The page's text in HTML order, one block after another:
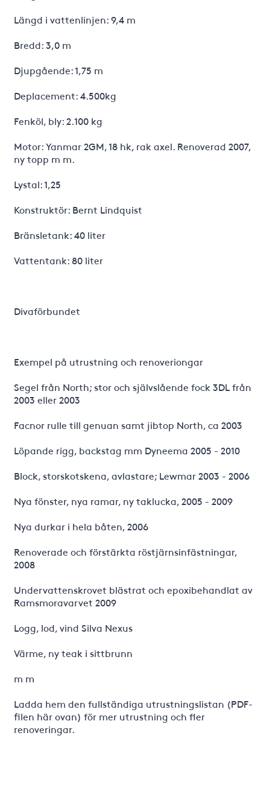
Längd i vattenlinjen: 9,4 m
Bredd: 3,0 m
Djupgående: 1,75 m
Deplacement: 4.500kg
Fenköl, bly: 2.100 kg
Motor: Yanmar 2GM, 18 hk, rak axel. Renoverad 2007,
ny topp m m.
Lystal: 1,25
Konstruktör: Bernt Lindquist
Bränsletank: 40 liter
Vattentank: 80 liter
Divaförbundet
Exempel på utrustning och renoveriongar
Segel från North; stor och självslående fock 3DL från
2003 eller 2003
Facnor rulle till genuan samt jibtop North, ca 2003
Löpande rigg, backstag mm Dyneema 2005 - 2010
Block, storskotskena, avlastare; Lewmar 2003 - 2006
Nya fönster, nya ramar, ny taklucka, 2005 - 2009
Nya durkar i hela båten, 2006
Renoverade och förstärkta röstjärnsinfästningar,
2008
Undervattenskrovet blästrat och epoxibehandlat av
Ramsmoravarvet 2009
Logg, lod, vind Silva Nexus
Värme, ny teak i sittbrunn
m m
Ladda hem den fullständiga utrustningslistan (PDF-
filen här ovan) för mer utrustning och fler
renoveringar.